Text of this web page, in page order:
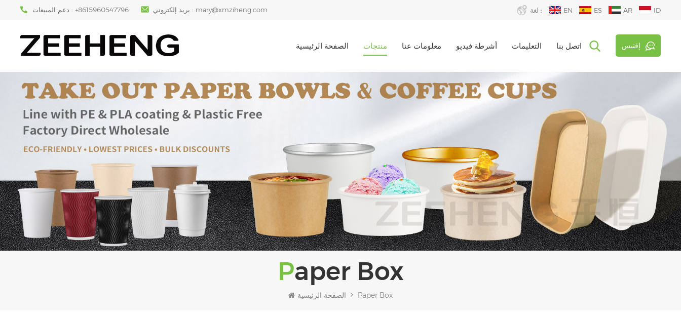
لغة : EN ES AR ID دعم المبيعات : +8615960547796 بريد إلكتروني : mary@xmziheng.com
إقتبس الصفحة الرئيسية منتجات معلومات عنا أشرطة فيديو التعليمات اتصل بنا
Paper Box
الصفحة الرئيسية Paper Box